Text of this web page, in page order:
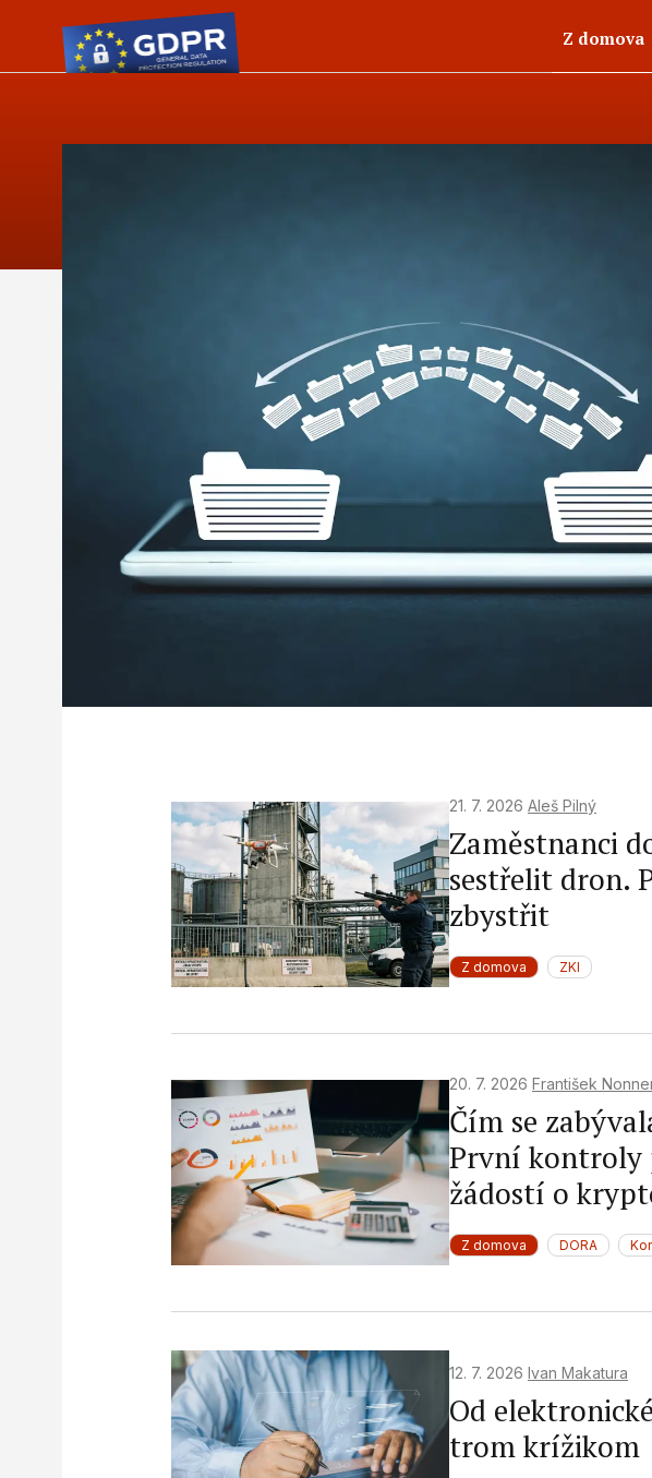
Z domova
21. 7. 2026 Aleš Pilný
Zaměstnanci
sestřelit dron.
zbystřit
Z domova ZKI
20. 7. 2026 František
Čím se
První kontroly
žádostí o
Z domova DORA
12. 7. 2026 Ivan Makatura
Od
trom krížikom